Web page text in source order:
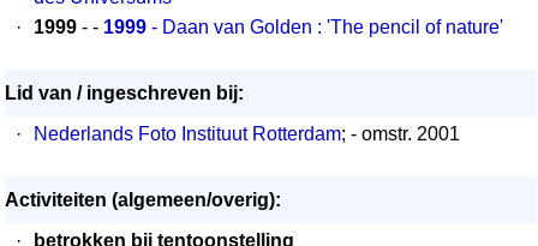
·
1999 - - 1999 - Daan van Golden : 'The pencil of nature'
Lid van / ingeschreven bij:
·
Nederlands Foto Instituut Rotterdam; - omstr. 2001
Activiteiten (algemeen/overig):
·
betrokken bij tentoonstelling